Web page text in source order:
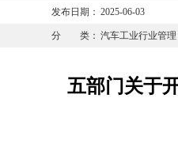
发布日期： 2025-06-03
分 类： 汽车工业行业管理
五部门关于